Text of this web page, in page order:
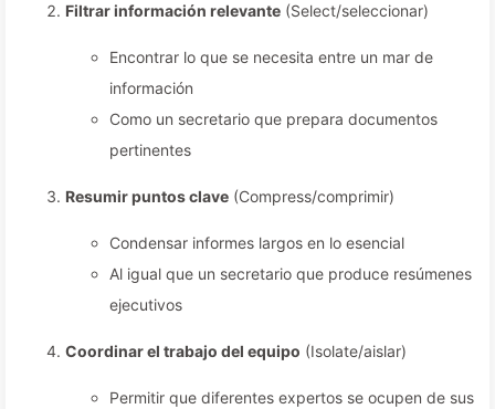
Filtrar información relevante (Select/seleccionar)
Encontrar lo que se necesita entre un mar de
información
Como un secretario que prepara documentos
pertinentes
Resumir puntos clave (Compress/comprimir)
Condensar informes largos en lo esencial
Al igual que un secretario que produce resúmenes
ejecutivos
Coordinar el trabajo del equipo (Isolate/aislar)
Permitir que diferentes expertos se ocupen de sus